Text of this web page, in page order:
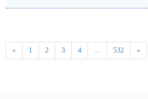
« 1 2 3 4 532 »